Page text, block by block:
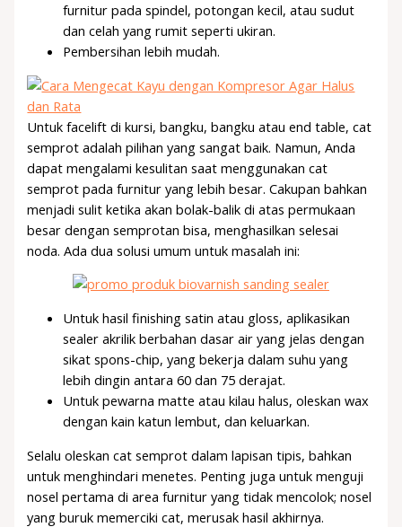
furnitur pada spindel, potongan kecil, atau sudut
dan celah yang rumit seperti ukiran.
Pembersihan lebih mudah.
Untuk facelift di kursi, bangku, bangku atau end table, cat
semprot adalah pilihan yang sangat baik. Namun, Anda
dapat mengalami kesulitan saat menggunakan cat
semprot pada furnitur yang lebih besar. Cakupan bahkan
menjadi sulit ketika akan bolak-balik di atas permukaan
besar dengan semprotan bisa, menghasilkan selesai
noda. Ada dua solusi umum untuk masalah ini:
Untuk hasil finishing satin atau gloss, aplikasikan
sealer akrilik berbahan dasar air yang jelas dengan
sikat spons-chip, yang bekerja dalam suhu yang
lebih dingin antara 60 dan 75 derajat.
Untuk pewarna matte atau kilau halus, oleskan wax
dengan kain katun lembut, dan keluarkan.
Selalu oleskan cat semprot dalam lapisan tipis, bahkan
untuk menghindari menetes. Penting juga untuk menguji
nosel pertama di area furnitur yang tidak mencolok; nosel
yang buruk memerciki cat, merusak hasil akhirnya.